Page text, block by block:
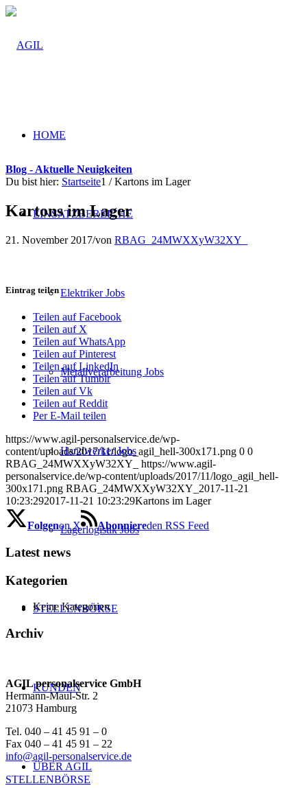
HOME
EINSATZBEREICHE
Elektriker Jobs
Metallverarbeitung Jobs
Handwerker Jobs
Lagerlogistik Jobs
STELLENBÖRSE
KUNDEN
ÜBER AGIL
Blog - Aktuelle Neuigkeiten
Du bist hier: Startseite1 / Kartons im Lager
Kartons im Lager
21. November 2017/von RBAG_24MWXXyW32XY_
Eintrag teilen
Teilen auf Facebook
Teilen auf X
Teilen auf WhatsApp
Teilen auf Pinterest
Teilen auf LinkedIn
Teilen auf Tumblr
Teilen auf Vk
Teilen auf Reddit
Per E-Mail teilen
https://www.agil-personalservice.de/wp-
content/uploads/2017/11/logo_agil_hell-300x171.png 0 0
RBAG_24MWXXyW32XY_
https://www.agil-
personalservice.de/wp-content/uploads/2017/11/logo_agil_hell-
300x171.png RBAG_24MWXXyW32XY_ 2017-11-21
10:23:292017-11-21 10:23:29Kartons im Lager
Folgenon X Abonniereden RSS Feed
Latest news
Kategorien
Keine Kategorien
Archiv
AGIL personalservice GmbH
Hermann-Maul-Str. 2
21073 Hamburg
Tel. 040 – 41 45 91 – 0
Fax 040 – 41 45 91 – 22
info@agil-personalservice.de
STELLENBÖRSE